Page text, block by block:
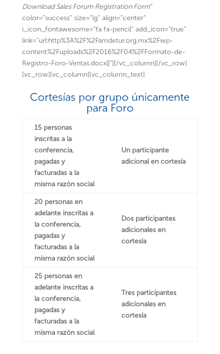
Download Sales Forum Registration Form”
color=”success” size=”lg” align=”center”
i_icon_fontawesome=”fa fa-pencil” add_icon=”true”
link=”url:http%3A%2F%2Famdetur.org.mx%2Fwp-
content%2Fuploads%2F2016%2F04%2FFormato-de-
Registro-Foro-Ventas.docx||”][/vc_column][/vc_row]
[vc_row][vc_column][vc_column_text]
Cortesías por grupo únicamente
para Foro
15 personas
inscritas a la
conferencia,
pagadas y
facturadas a la
misma razón social
Un participante
adicional en cortesía
20 personas en
adelante inscritas a
la conferencia,
pagadas y
facturadas a la
misma razón social
Dos participantes
adicionales en
cortesía
25 personas en
adelante inscritas a
la conferencia,
pagadas y
facturadas a la
misma razón social
Tres participantes
adicionales en
cortesía